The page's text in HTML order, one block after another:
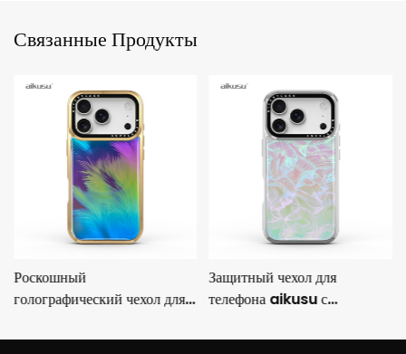
Связанные Продукты
Роскошный
голографический чехол для
металлизированной рамкой
Защитный чехол для
телефона aikusu с
голографическим